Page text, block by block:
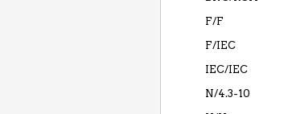
F/F
F/IEC
IEC/IEC
N/4.3-10